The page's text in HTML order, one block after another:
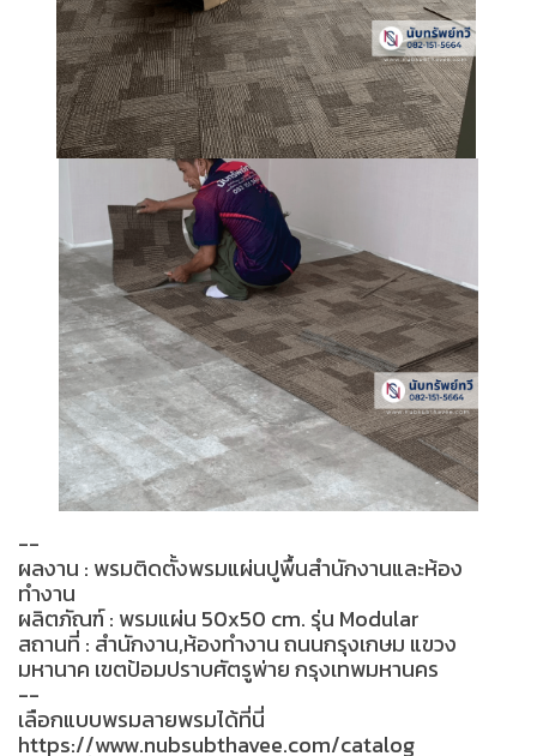
--
ผลงาน : พรมติดตั้งพรมแผ่นปูพื้นสำนักงานและห้อง
ทำงาน
ผลิตภัณฑ์ : พรมแผ่น 50x50 cm. รุ่น Modular
สถานที่ : สำนักงาน,ห้องทำงาน ถนนกรุงเกษม แขวง
มหานาค เขตป้อมปราบศัตรูพ่าย กรุงเทพมหานคร
--
เลือกแบบพรมลายพรมได้ที่นี่
https://www.nubsubthavee.com/catalog